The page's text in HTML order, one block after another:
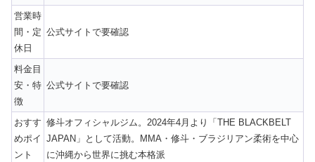
営業時
間・定
休日
公式サイトで要確認
料金目
安・特
徴
公式サイトで要確認
おすす
めポイ
ント
修斗オフィシャルジム。2024年4月より「THE BLACKBELT
JAPAN」として活動。MMA・修斗・ブラジリアン柔術を中心
に沖縄から世界に挑む本格派